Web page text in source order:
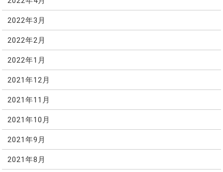
2022年3月
2022年2月
2022年1月
2021年12月
2021年11月
2021年10月
2021年9月
2021年8月